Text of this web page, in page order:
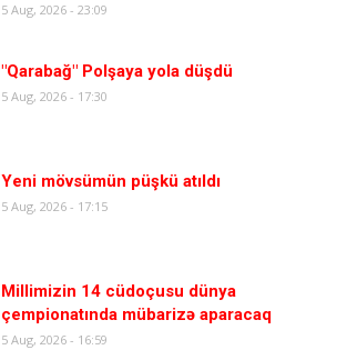
5 Aug, 2026 - 23:09
"Qarabağ" Polşaya yola düşdü
5 Aug, 2026 - 17:30
Yeni mövsümün püşkü atıldı
5 Aug, 2026 - 17:15
Millimizin 14 cüdoçusu dünya
çempionatında mübarizə aparacaq
5 Aug, 2026 - 16:59